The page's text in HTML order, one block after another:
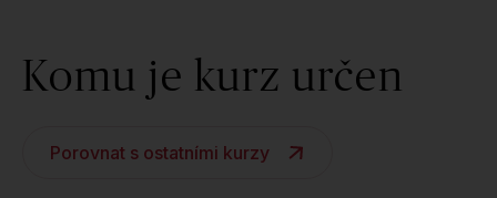
Komu je kurz určen
Porovnat s ostatními kurzy